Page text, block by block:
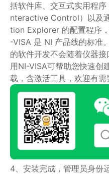
括软件库、交互式实用程
nteractive Control）以及
tion Explorer 的配置程序
-VISA 是 NI 产品线的标准
的软件开发不会随着仪器
用NI-VISA可帮助您快速创
载，含激活工具，欢迎有需
4、安装完成，管理员身